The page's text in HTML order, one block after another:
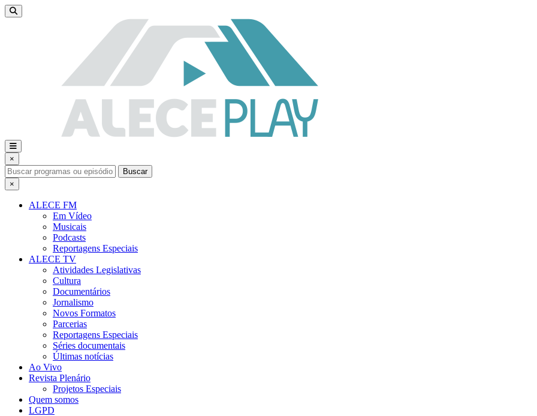
×
Buscar
×
ALECE FM
Em Vídeo
Musicais
Podcasts
Reportagens Especiais
ALECE TV
Atividades Legislativas
Cultura
Documentários
Jornalismo
Novos Formatos
Parcerias
Reportagens Especiais
Séries documentais
Últimas notícias
Ao Vivo
Revista Plenário
Projetos Especiais
Quem somos
LGPD